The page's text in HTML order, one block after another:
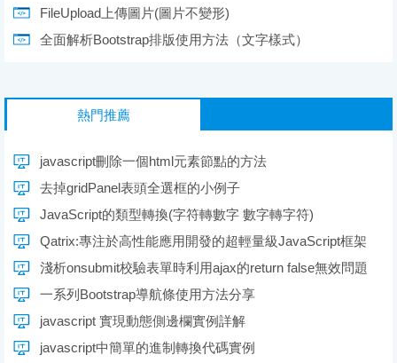
FileUpload上傳圖片(圖片不變形)
全面解析Bootstrap排版使用方法（文字樣式）
熱門推薦
javascript刪除一個html元素節點的方法
去掉gridPanel表頭全選框的小例子
JavaScript的類型轉換(字符轉數字 數字轉字符)
Qatrix:專注於高性能應用開發的超輕量級JavaScript框架
淺析onsubmit校驗表單時利用ajax的return false無效問題
一系列Bootstrap導航條使用方法分享
javascript 實現動態側邊欄實例詳解
javascript中簡單的進制轉換代碼實例